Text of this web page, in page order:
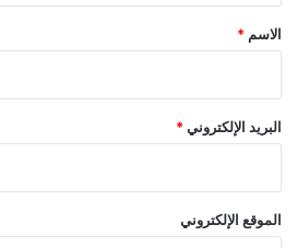
*
الاسم *
البريد الإلكتروني*
الموقع الإلكتروني